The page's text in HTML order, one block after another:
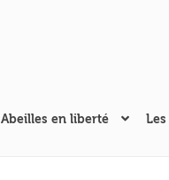
Abeilles en liberté